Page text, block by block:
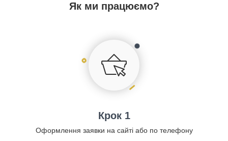
Як ми працюємо?
Крок 1
Оформлення заявки на сайті або по телефону